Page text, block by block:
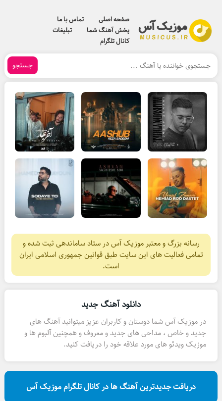
صفحه اصلی
تماس با ما
پخش آهنگ شما
تبلیغات
کانال تلگرام
جستجو
رسانه بزرگ و معتبر موزیک آس در ستاد ساماندهی ثبت شده و
تمامی فعالیت های این سایت طبق قوانین جمهوری اسلامی ایران
است.
دانلود آهنگ جدید
در موزیک آس شما دوستان و کاربران عزیز میتوانید آهنگ های
جدید و خاص ، مداحی های جدید و معروف و همچنین آلبوم ها و
موزیک ویدئو های مورد علاقه خود را دریافت کنید.
دریافت جدیدترین آهنگ ها در کانال تلگرام موزیک آس